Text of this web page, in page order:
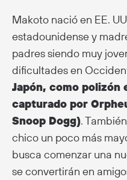
Makoto nació en EE.
estadounidense y
padres siendo muy
dificultades en
Japón, como polizón
capturado por
Snoop Dogg).
chico un poco más
busca comenzar una
se convertirán en